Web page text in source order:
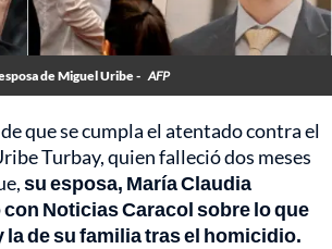
de Miguel Uribe - AFP
que se cumpla el atentado contra el
Turbay, quien falleció dos meses
su esposa, María Claudia
Noticias Caracol sobre lo que
la de su familia tras el homicidio.